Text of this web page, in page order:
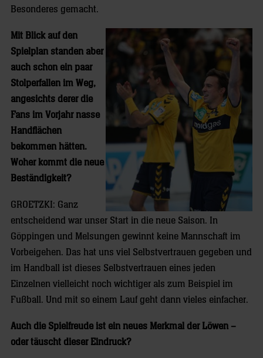
Besonderes gemacht.
Mit Blick auf den
Spielplan standen aber
auch schon ein paar
Stolperfallen im Weg,
angesichts derer die
Fans im Vorjahr nasse
Handflächen
bekommen hätten.
Woher kommt die neue
Beständigkeit?
GROETZKI: Ganz
entscheidend war unser Start in die neue Saison. In
Göppingen und Melsungen gewinnt keine Mannschaft im
Vorbeigehen. Das hat uns viel Selbstvertrauen gegeben und
im Handball ist dieses Selbstvertrauen eines jeden
Einzelnen vielleicht noch wichtiger als zum Beispiel im
Fußball. Und mit so einem Lauf geht dann vieles einfacher.
Auch die Spielfreude ist ein neues Merkmal der Löwen –
oder täuscht dieser Eindruck?